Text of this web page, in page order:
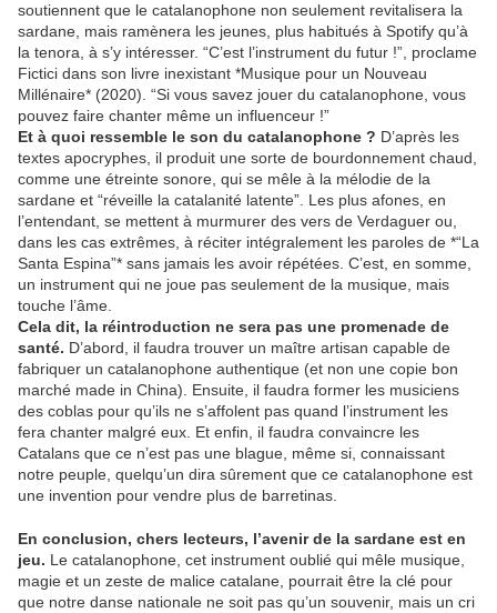
soutiennent que le catalanophone non seulement revitalisera la
sardane, mais ramènera les jeunes, plus habitués à Spotify qu’à
la tenora, à s’y intéresser. “C’est l’instrument du futur !”, proclame
Fictici dans son livre inexistant *Musique pour un Nouveau
Millénaire* (2020). “Si vous savez jouer du catalanophone, vous
pouvez faire chanter même un influenceur !”
Et à quoi ressemble le son du catalanophone ? D’après les
textes apocryphes, il produit une sorte de bourdonnement chaud,
comme une étreinte sonore, qui se mêle à la mélodie de la
sardane et “réveille la catalanité latente”. Les plus afones, en
l’entendant, se mettent à murmurer des vers de Verdaguer ou,
dans les cas extrêmes, à réciter intégralement les paroles de *“La
Santa Espina”* sans jamais les avoir répétées. C’est, en somme,
un instrument qui ne joue pas seulement de la musique, mais
touche l’âme.
Cela dit, la réintroduction ne sera pas une promenade de
santé. D’abord, il faudra trouver un maître artisan capable de
fabriquer un catalanophone authentique (et non une copie bon
marché made in China). Ensuite, il faudra former les musiciens
des coblas pour qu’ils ne s’affolent pas quand l’instrument les
fera chanter malgré eux. Et enfin, il faudra convaincre les
Catalans que ce n’est pas une blague, même si, connaissant
notre peuple, quelqu’un dira sûrement que ce catalanophone est
une invention pour vendre plus de barretinas.
En conclusion, chers lecteurs, l’avenir de la sardane est en
jeu. Le catalanophone, cet instrument oublié qui mêle musique,
magie et un zeste de malice catalane, pourrait être la clé pour
que notre danse nationale ne soit pas qu’un souvenir, mais un cri